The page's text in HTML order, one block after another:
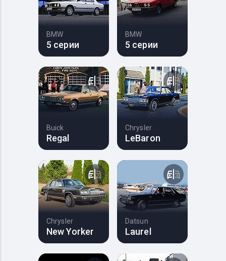
BMW
5 серии
BMW
5 серии
Buick
Regal
Chrysler
LeBaron
Chrysler
New Yorker
Datsun
Laurel